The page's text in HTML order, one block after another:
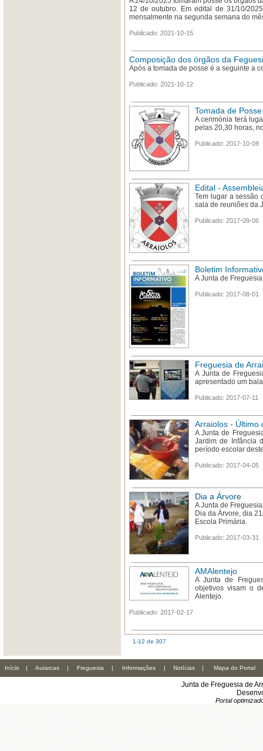
12 de outubro. Em edital de 31/10/
mensalmente na segunda semana do
Publicado: 2021-10-15
Composição dos órgãos da
Após a tomada de posse é a seguinte a
Publicado: 2021-10-12
Tomada de
A cerimónia terá
pelas 20,30 horas,
Publicado: 2017-10-09
Edital -
Tem lugar a sessão
sala de reuniões da
Publicado: 2017-09-06
Boletim
A Junta de
Publicado: 2017-08-01
Freguesia de
A Junta de
apresentado um
Publicado: 2017-07-11
Arraiolos - Último
A Junta de
Jardim de Infância
período escolar
Publicado: 2017-04-05
Dia a Árvore
A Junta de
Dia da Árvore, dia
Escola Primária.
Publicado: 2017-03-31
AMAlentejo
A Junta de
objetivos visam o
Alentejo.
Publicado: 2017-02-17
1-12 de 307
Início | Autarcas | Freguesia | Informações | Notícias | Mapa do Portal
Junta de Freguesia de
Portal